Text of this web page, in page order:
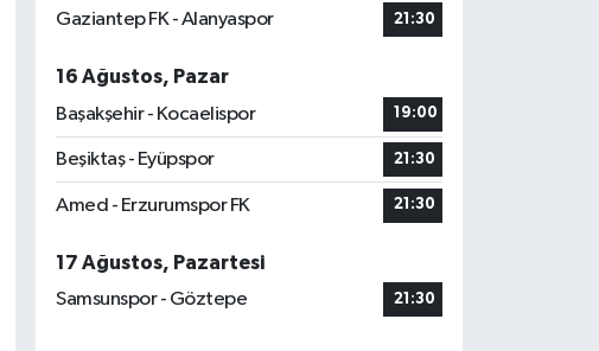
Gaziantep FK - Alanyaspor 21:30
16 Ağustos, Pazar
Başakşehir - Kocaelispor
19:00
Beşiktaş - Eyüpspor 21:30
Amed - Erzurumspor FK 21:30
17 Ağustos, Pazartesi
Samsunspor - Göztepe
21:30